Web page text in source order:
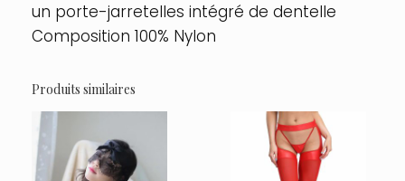
un porte-jarretelles intégré de dentelle
Composition 100% Nylon
Produits similaires